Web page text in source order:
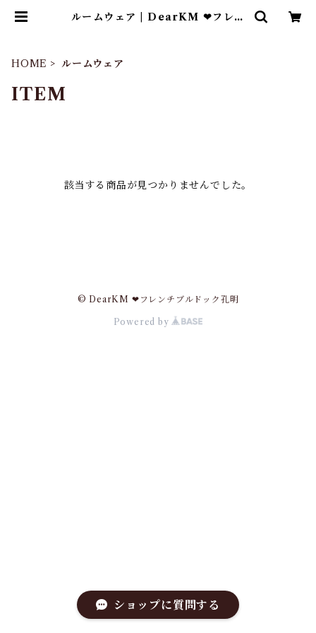
ルームウェア | DearKM ❤︎フレン
HOME ルームウェア
ITEM
該当する商品が見つかりませんでした。
© DearKM ❤︎フレンチブルドック孔明
Powered by
ショップに質問する